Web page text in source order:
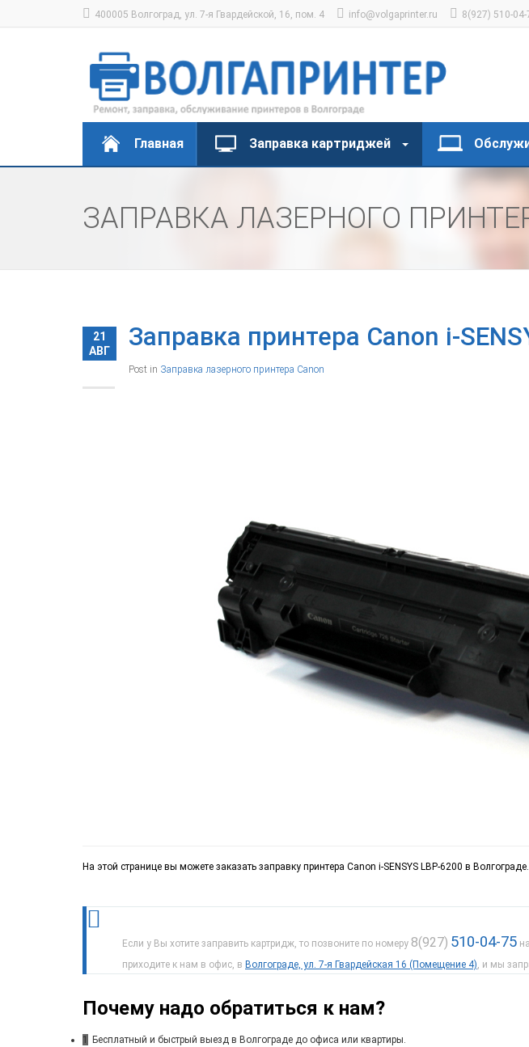
400005 Волгоград, ул. 7-я Гвардейской, 16, пом. 4 info@volgaprinter.ru 8(927) 510-04-
Главная Заправка картриджей
ЗАПРАВКА ЛАЗЕРНОГО
21
АВГ
Заправка принтера Canon i-
Post in Заправка лазерного принтера Canon
На этой странице вы можете заказать заправку принтера Canon i-SENSYS LBP-6200 в Волгограде.
Если у Вы хотите заправить картридж, то позвоните по номеру 8(927) 510-04-75
приходите к нам в офис, в Волгограде, ул. 7-я Гвардейская 16 (Помещение 4), и мы
Почему надо обратиться к нам?
1 Бесплатный и быстрый выезд в Волгограде до офиса или квартиры.